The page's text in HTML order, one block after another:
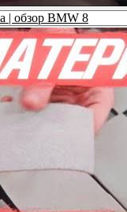
| обзор BMW 8